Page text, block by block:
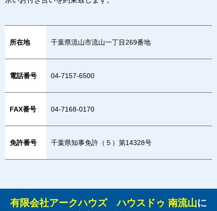
所在地 千葉県流山市流山一丁目269番地
電話番号 04-7157-6500
FAX番号 04-7168-0170
免許番号 千葉県知事免許（５）第14328号
有限会社アークハウズ ハウスドゥ 南流山に